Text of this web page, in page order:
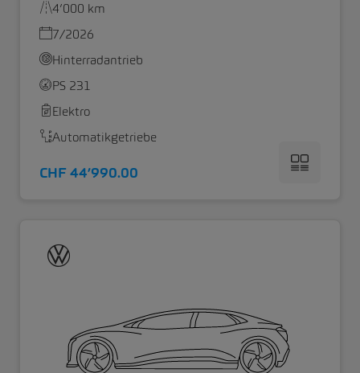
4’000 km
7/2026
Hinterradantrieb
PS 231
Elektro
Automatikgetriebe
CHF 44’990.00